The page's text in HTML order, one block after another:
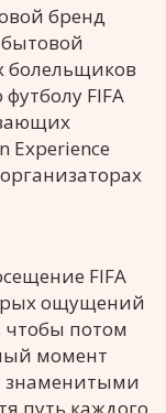
бренд
болельщиков
FIFA
Experience
FIFA
ощущений
чтобы потом
момент
знаменитыми